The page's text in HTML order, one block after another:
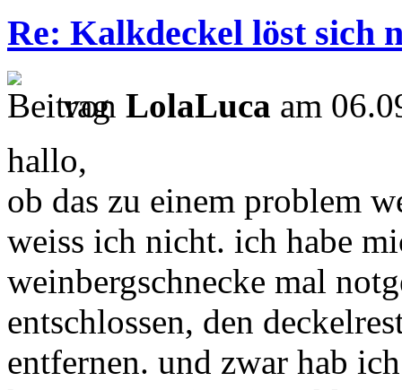
Re: Kalkdeckel löst sich
von LolaLuca am
hallo,
ob das zu einem problem
weiss ich nicht. ich habe
weinbergschnecke mal
entschlossen, den
entfernen. und zwar hab